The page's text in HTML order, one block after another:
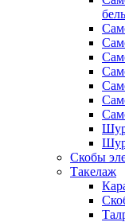
Скобы
Такелаж